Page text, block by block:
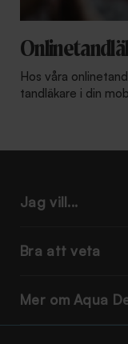
Hos våra
tandläkare i din
Jag vill...
Bra att veta
Mer om Aqua